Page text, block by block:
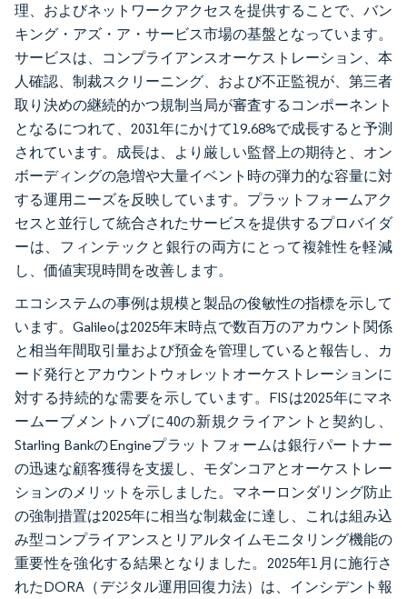
理、およびネットワークアクセスを提供することで、バン
キング・アズ・ア・サービス市場の基盤となっています。
サービスは、コンプライアンスオーケストレーション、本
人確認、制裁スクリーニング、および不正監視が、第三者
取り決めの継続的かつ規制当局が審査するコンポーネント
となるにつれて、2031年にかけて19.68%で成長すると予測
されています。成長は、より厳しい監督上の期待と、オン
ボーディングの急増や大量イベント時の弾力的な容量に対
する運用ニーズを反映しています。プラットフォームアク
セスと並行して統合されたサービスを提供するプロバイダ
ーは、フィンテックと銀行の両方にとって複雑性を軽減
し、価値実現時間を改善します。
エコシステムの事例は規模と製品の俊敏性の指標を示して
います。Galileoは2025年末時点で数百万のアカウント関係
と相当年間取引量および預金を管理していると報告し、カ
ード発行とアカウントウォレットオーケストレーションに
対する持続的な需要を示しています。FISは2025年にマネ
ームーブメントハブに40の新規クライアントと契約し、
Starling BankのEngineプラットフォームは銀行パートナー
の迅速な顧客獲得を支援し、モダンコアとオーケストレー
ションのメリットを示しました。マネーロンダリング防止
の強制措置は2025年に相当な制裁金に達し、これは組み込
み型コンプライアンスとリアルタイムモニタリング機能の
重要性を強化する結果となりました。2025年1月に施行さ
れたDORA（デジタル運用回復力法）は、インシデント報